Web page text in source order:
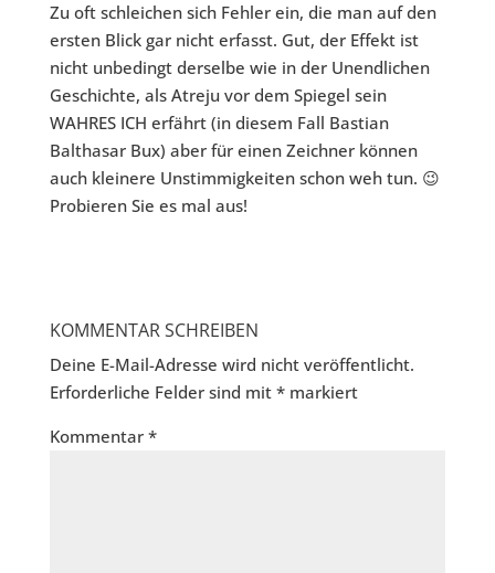
Zu oft schleichen sich Fehler ein, die man auf den
ersten Blick gar nicht erfasst. Gut, der Effekt ist
nicht unbedingt derselbe wie in der Unendlichen
Geschichte, als Atreju vor dem Spiegel sein
WAHRES ICH erfährt (in diesem Fall Bastian
Balthasar Bux) aber für einen Zeichner können
auch kleinere Unstimmigkeiten schon weh tun. 😉
Probieren Sie es mal aus!
KOMMENTAR SCHREIBEN
Deine E-Mail-Adresse wird nicht veröffentlicht.
Erforderliche Felder sind mit *markiert
Kommentar *